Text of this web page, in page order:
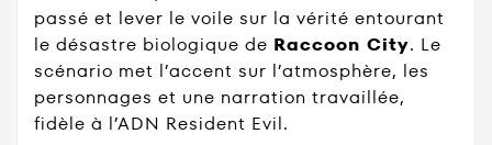
passé et lever le voile sur la vérité entourant
le désastre biologique de Raccoon City. Le
scénario met l’accent sur l’atmosphère, les
personnages et une narration travaillée,
fidèle à l’ADN Resident Evil.